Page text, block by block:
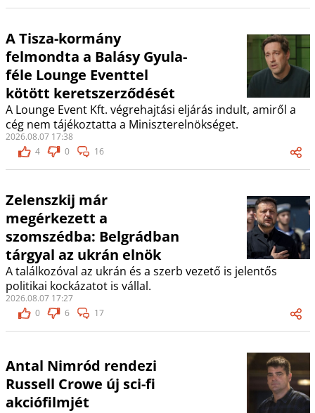
A Tisza-kormány
felmondta a Balásy Gyula-
féle Lounge Eventtel
kötött keretszerződését
A Lounge Event Kft. végrehajtási eljárás indult, amiről a
cég nem tájékoztatta a Miniszterelnökséget.
2026.08.07 17:38
4
0 16
Zelenszkij már
megérkezett a
szomszédba: Belgrádban
tárgyal az ukrán elnök
A találkozóval az ukrán és a szerb vezető is jelentős
politikai kockázatot is vállal.
2026.08.07 17:27
0
6 17
Antal Nimród rendezi
Russell Crowe új sci-fi
akciófilmjét